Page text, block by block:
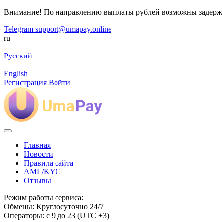
Внимание! По направлению выплаты рублей возможны
Telegram support@umapay.online
ru
Русский
English
Регистрация Войти
Главная
Новости
Правила сайта
AML/KYC
Отзывы
Режим работы сервиса:
Обмены: Круглосуточно 24/7
Операторы: с 9 до 23 (UTC +3)